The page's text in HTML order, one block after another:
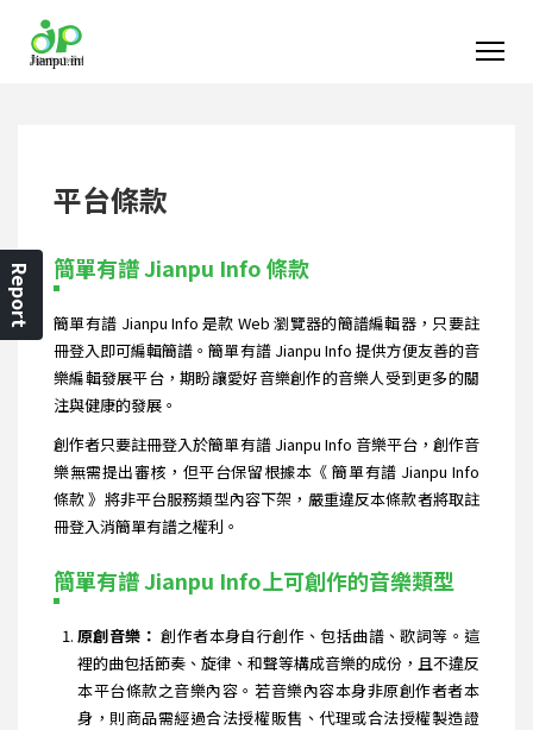
平台條款
簡單有譜 Jianpu Info 條款
簡單有譜 Jianpu Info 是款 Web 瀏覽器的簡譜編輯器，只要註
冊登入即可編輯簡譜。簡單有譜 Jianpu Info 提供方便友善的音
樂編輯發展平台，期盼讓愛好音樂創作的音樂人受到更多的關
注與健康的發展。
創作者只要註冊登入於簡單有譜 Jianpu Info 音樂平台，創作音
樂無需提出審核，但平台保留根據本《 簡單有譜 Jianpu Info
條款 》將非平台服務類型內容下架，嚴重違反本條款者將取註
冊登入消簡單有譜之權利。
簡單有譜 Jianpu Info上可創作的音樂類型
原創音樂： 創作者本身自行創作、包括曲譜、歌詞等。這
裡的曲包括節奏、旋律、和聲等構成音樂的成份，且不違反
本平台條款之音樂內容。若音樂內容本身非原創作者者本
身，則商品需經過合法授權販售、代理或合法授權製造證
Report